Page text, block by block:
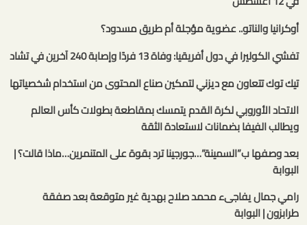
أوكرانيا والناتو.. عضوية مؤجلة أم طريق مسدود؟
تفشي الكوليرا في دول أفريقيا: وفاة 13 فردًا وإصابة 240 آخرين في تشاد
تيك توك تتعاون مع ديزني لتمكين صناع المحتوى من استخدام شخصياتها
الاتحاد الأوروبي لكرة القدم يتمسك بمقاطعة بطولات كأس العالم
ويطالب الفيفا بضمانات لاستعادة الثقة
بعد وصفها ب”السمينة”…جورجينا ترد بقوة على المتنمرين…ماذا قالت؟ |
البوابة
رامي جمال يفاجىء محمد صلاح بهدية غير متوقعة بعد صفقة
طرابزون | البوابة